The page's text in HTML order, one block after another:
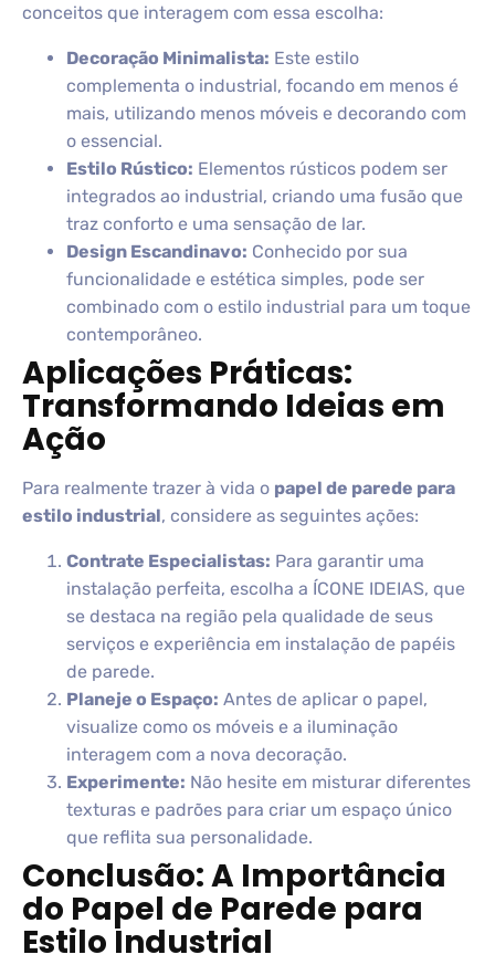
conceitos que interagem com essa escolha:
Decoração Minimalista: Este estilo
complementa o industrial, focando em menos é
mais, utilizando menos móveis e decorando com
o essencial.
Estilo Rústico: Elementos rústicos podem ser
integrados ao industrial, criando uma fusão que
traz conforto e uma sensação de lar.
Design Escandinavo: Conhecido por sua
funcionalidade e estética simples, pode ser
combinado com o estilo industrial para um toque
contemporâneo.
Aplicações Práticas:
Transformando Ideias em
Ação
Para realmente trazer à vida o papel de parede para
estilo industrial, considere as seguintes ações:
Contrate Especialistas: Para garantir uma
instalação perfeita, escolha a ÍCONE IDEIAS, que
se destaca na região pela qualidade de seus
serviços e experiência em instalação de papéis
de parede.
Planeje o Espaço: Antes de aplicar o papel,
visualize como os móveis e a iluminação
interagem com a nova decoração.
Experimente: Não hesite em misturar diferentes
texturas e padrões para criar um espaço único
que reflita sua personalidade.
Conclusão: A Importância
do Papel de Parede para
Estilo Industrial